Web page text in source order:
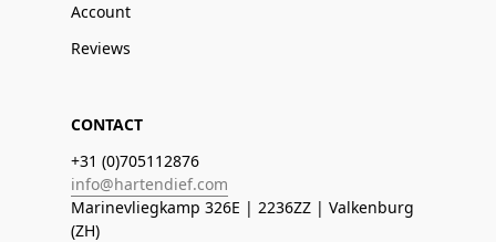
Account
Reviews
CONTACT
+31 (0)705112876
info@hartendief.com
Marinevliegkamp 326E | 2236ZZ | Valkenburg
(ZH)